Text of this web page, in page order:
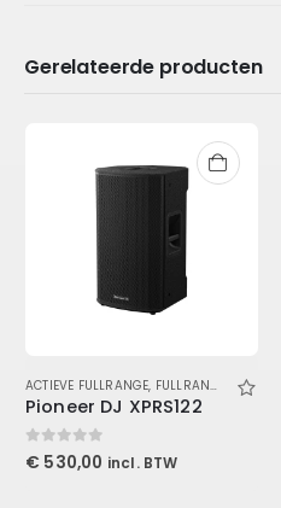
Gerelateerde producten
KABELS
ACTIEVE FULLRANGE, FULLRANGE LUIDSPREKERS
Pioneer DJ XPRS122
0out of 5
€ 530,00 incl. BTW